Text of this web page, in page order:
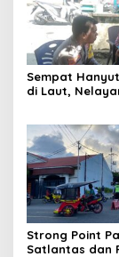
Sempat
di Laut,
Utara
Strong Point
Satlantas dan